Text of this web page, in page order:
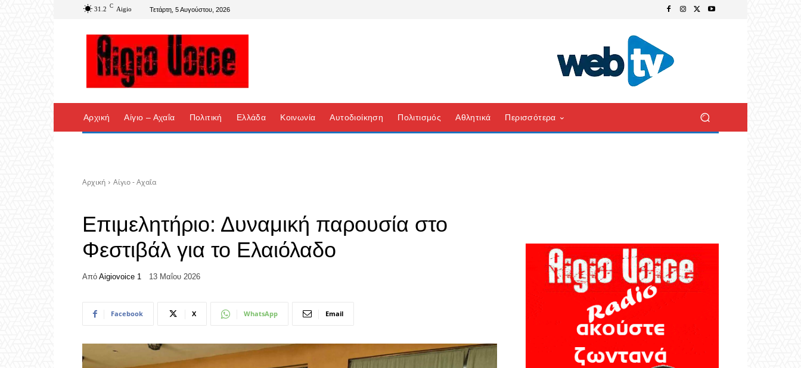
31.2 C Aigio Τετάρτη, 5 Αυγούστου, 2026
Αρχική Αίγιο – Αχαΐα Πολιτική Ελλάδα Κοινωνία Αυτοδιοίκηση Πολιτισμός Αθλητικά Περισσότερα
Αρχική Αίγιο - Αχαΐα
Επιμελητήριο: Δυναμική παρουσία στο
Φεστιβάλ για το Ελαιόλαδο
Από Aigiovoice 1 13 Μαΐου 2026
Facebook X WhatsApp Email